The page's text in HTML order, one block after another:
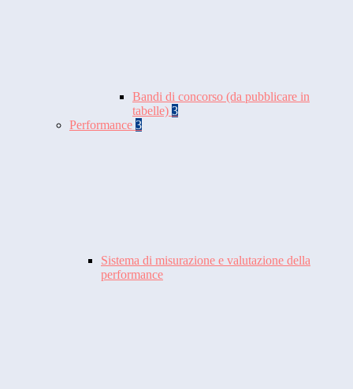
Bandi di concorso (da pubblicare in
tabelle) 3
Performance 3
Sistema di misurazione e valutazione della
performance